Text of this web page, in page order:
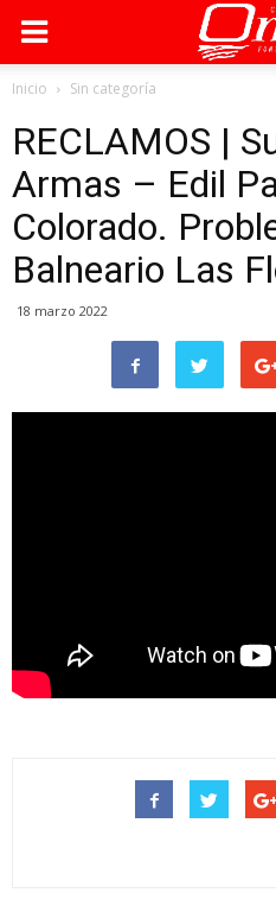
Inicio Sin categoría
RECLAMOS |
Armas – Edil
Colorado.
Balneario Las
18 marzo 2022